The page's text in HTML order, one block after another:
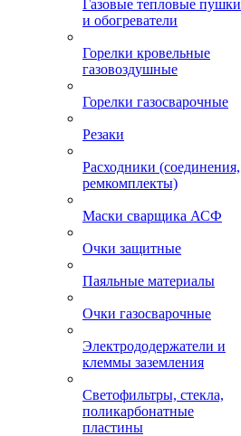
Газовые тепловые пушки
и обогреватели
Горелки кровельные
газовоздушные
Горелки газосварочные
Резаки
Расходники (соединения,
ремкомплекты)
Маски сварщика АСФ
Очки защитные
Паяльные материалы
Очки газосварочные
Электрододержатели и
клеммы заземления
Светофильтры, стекла,
поликарбонатные
пластины